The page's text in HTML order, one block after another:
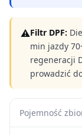
⚠Filtr DPF:
min jazdy
regeneracji
prowadzić
Pojemność